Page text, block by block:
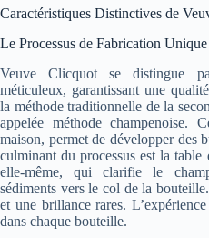
Caractéristiques Distinctives de
Le Processus de Fabrication Unique
Veuve Clicquot se distingue
méticuleux, garantissant une
la méthode traditionnelle de la
appelée méthode champenoise.
maison, permet de développer des
culminant du processus est la
elle-même, qui clarifie le
sédiments vers le col de la
et une brillance rares.
dans chaque bouteille.